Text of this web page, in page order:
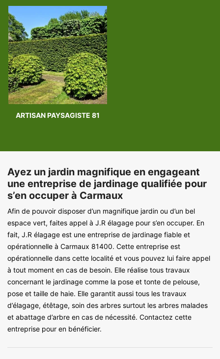
ARTISAN PAYSAGISTE 81
Ayez un jardin magnifique en engageant
une entreprise de jardinage qualifiée pour
s’en occuper à Carmaux
Afin de pouvoir disposer d’un magnifique jardin ou d’un bel
espace vert, faites appel à J.R élagage pour s’en occuper. En
fait, J.R élagage est une entreprise de jardinage fiable et
opérationnelle à Carmaux 81400. Cette entreprise est
opérationnelle dans cette localité et vous pouvez lui faire appel
à tout moment en cas de besoin. Elle réalise tous travaux
concernant le jardinage comme la pose et tonte de pelouse,
pose et taille de haie. Elle garantit aussi tous les travaux
d’élagage, étêtage, soin des arbres surtout les arbres malades
et abattage d’arbre en cas de nécessité. Contactez cette
entreprise pour en bénéficier.